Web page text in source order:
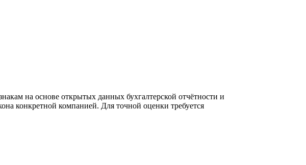
на основе открытых данных бухгалтерской отчётности и
конкретной компанией. Для точной оценки требуется